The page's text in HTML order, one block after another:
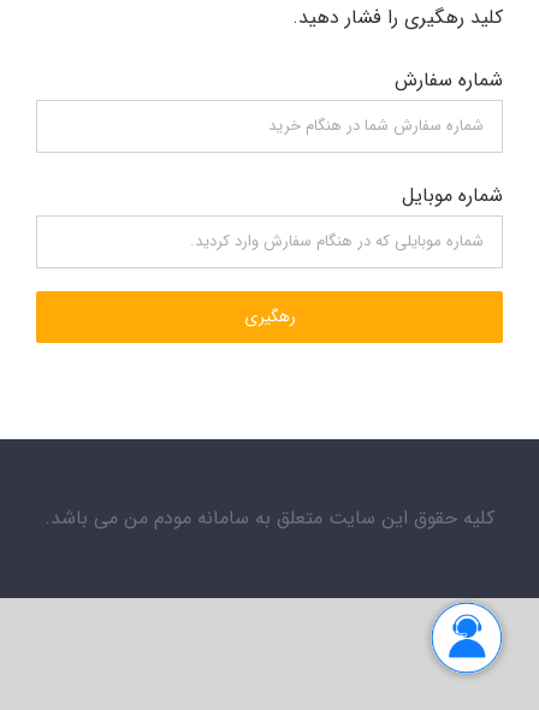
کلید رهگیری را فشار دهید.
شماره سفارش
شماره موبایل
رهگیری
کلیه حقوق این سایت متعلق به سامانه مودم من می باشد.